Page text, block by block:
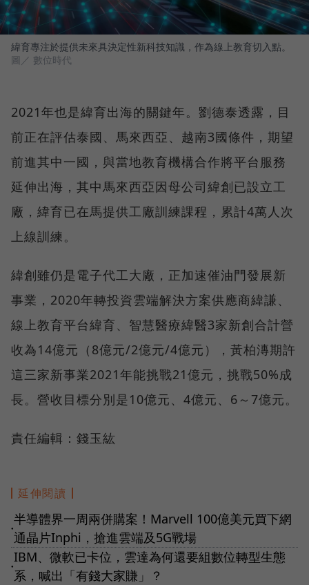
緯育專注於提供未來具決定性新科技知識，作為線上教育切入點。
圖／ 數位時代
2021年也是緯育出海的關鍵年。劉德泰透露，目
前正在評估泰國、馬來西亞、越南3國條件，期望
前進其中一國，與當地教育機構合作將平台服務
延伸出海，其中馬來西亞因母公司緯創已設立工
廠，緯育已在馬提供工廠訓練課程，累計4萬人次
上線訓練。
緯創雖仍是電子代工大廠，正加速催油門發展新
事業，2020年轉投資雲端解決方案供應商緯謙、
線上教育平台緯育、智慧醫療緯醫3家新創合計營
收為14億元（8億元/2億元/4億元），黃柏漙期許
這三家新事業2021年能挑戰21億元，挑戰50%成
長。營收目標分別是10億元、4億元、6～7億元。
責任編輯：錢玉紘
延伸閱讀
●
半導體界一周兩併購案！Marvell 100億美元買下網
通晶片Inphi，搶進雲端及5G戰場
●
IBM、微軟已卡位，雲達為何還要組數位轉型生態
系，喊出「有錢大家賺」？